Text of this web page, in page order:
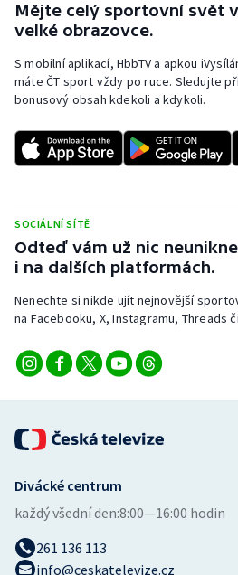
Rychlostní kanoistika
Short track
Sportovní střelba
Stolní tenis
Triatlon
Veslování
Vodní slalom
Mějte celý sportovní svět
velké obrazovce.
S mobilní aplikací, HbbTV a apkou
máte ČT sport vždy po ruce. Sledujte
bonusový obsah kdekoli a kdykoli.
SOCIÁLNÍ SÍTĚ
Odteď vám už nic
i na dalších platformách.
Nenechte si nikde ujít nejnovější
na Facebooku, X, Instagramu, Threads
Divácké centrum
každý všední den:8:00—16:00 hodin
261 136 113
info@ceskatelevize.cz